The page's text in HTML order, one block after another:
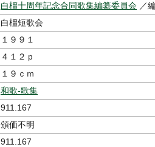
白橿十周年記念合同歌集編纂委員会 ／
白橿短歌会
１９９１
４１２ｐ
１９ｃｍ
和歌-歌集
911.167
頒価不明
911.167